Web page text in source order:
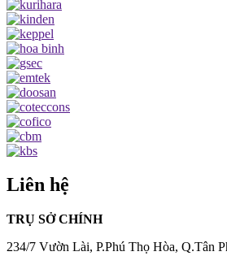
Liên hệ
TRỤ SỞ CHÍNH
234/7 Vườn Lài, P.Phú Thọ Hòa, Q.Tân